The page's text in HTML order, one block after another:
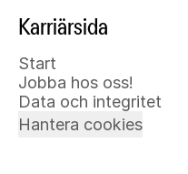
Karriärsida
Start
Jobba hos oss!
Data och integritet
Hantera cookies